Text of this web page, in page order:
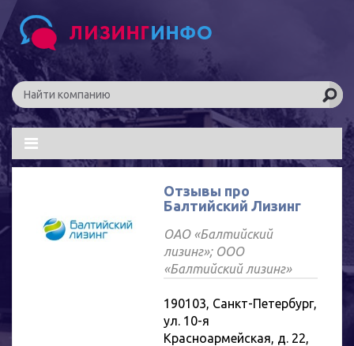
Отзывы про
Балтийский Лизинг
ОАО «Балтийский
лизинг»; ООО
«Балтийский лизинг»
190103, Санкт-Петербург,
ул. 10-я
Красноармейская, д. 22,